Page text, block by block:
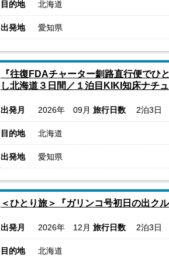
目的地 北海道
出発地 愛知県
『往復FDAチャーター釧路直行便でひ
し北海道３日間／１泊目KIKI知床ナチ
出発月 2026年 09月 旅行日数 2泊3日
目的地 北海道
出発地 愛知県
＜ひとり旅＞『ガリンコ号初日の出
出発月 2026年 12月 旅行日数 2泊3日
目的地 北海道